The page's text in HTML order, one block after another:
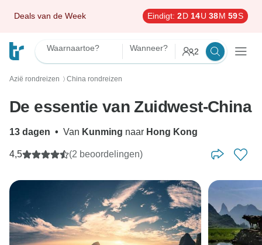
Deals van de Week Eindigt: 2D 14U 38M 58S
Waarnaartoe? Wanneer? 2
Azië rondreizen 〉 China rondreizen
De essentie van Zuidwest-China
13 dagen • Van Kunming naar Hong Kong
4,5 (2 beoordelingen)